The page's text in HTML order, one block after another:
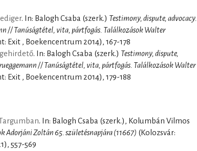
. In: Balogh Csaba (szerk.) Testimony, dispute, advocacy.
// Tanúságtétel, vita, pártfogás. Találkozások Walter
Exit , Boekencentrum 2014), 167-178
. In: Balogh Csaba (szerk.) Testimony, dispute,
// Tanúságtétel, vita, pártfogás. Találkozások Walter
Exit , Boekencentrum 2014), 179-188
. In: Balogh Csaba (szerk.), Kolumbán Vilmos
Adorjáni Zoltán 65. születésnapjára (11667) (Kolozsvár:
557-569